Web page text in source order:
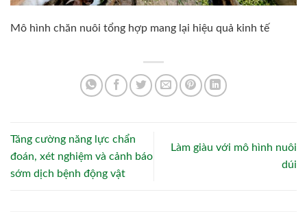
Mô hình chăn nuôi tổng hợp mang lại hiệu quả kinh tế
Tăng cường năng lực chẩn
đoán, xét nghiệm và cảnh báo
sớm dịch bệnh động vật
Làm giàu với mô hình nuôi
dúi